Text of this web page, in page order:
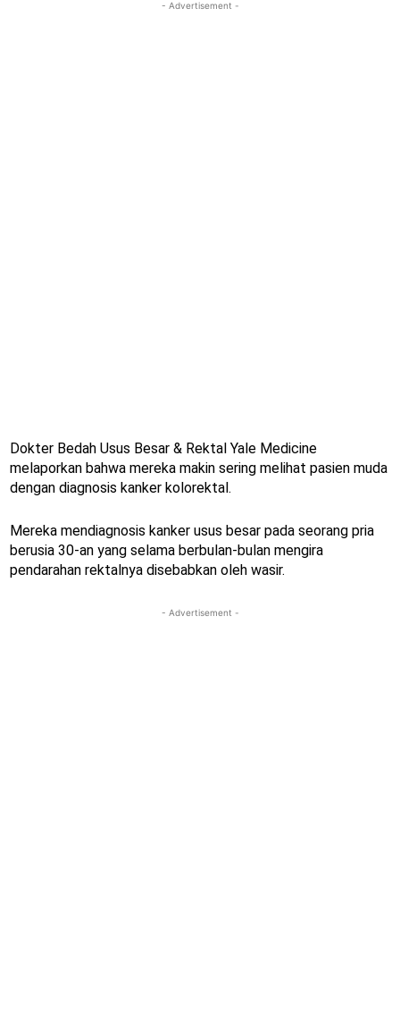
- Advertisement -
Dokter Bedah Usus Besar & Rektal Yale Medicine
melaporkan bahwa mereka makin sering melihat pasien muda
dengan diagnosis kanker kolorektal.
Mereka mendiagnosis kanker usus besar pada seorang pria
berusia 30-an yang selama berbulan-bulan mengira
pendarahan rektalnya disebabkan oleh wasir.
- Advertisement -